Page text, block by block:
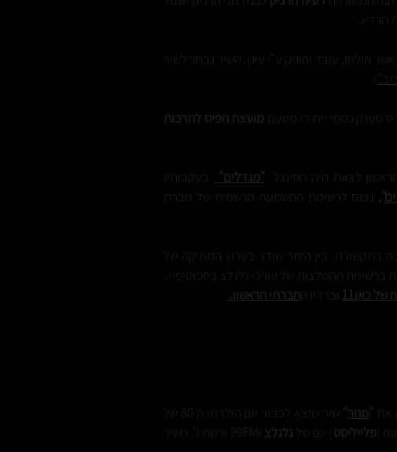
אשר הולחן, עובד והופק ע"י עינן. השיר נבחר לשיר
).
מענק כספי ייחודי מטעם מועצת הפיס לתרבות
לצאת היה הסינגל "מגדלים"
בעקבותיו
", נכנס לרשימת ההשמעה הרשמית של חברת
בתקשורת. בין היתר שודר בערוץ המוזיקה של
ברשימת ההמלצות של עורכי גלגלצ בספוטיפיי.
כאן11 וברדיו החברתי הראשון.
את "מחר"
שיר שיצא לכבוד יום הולדתו ה 80 של
(פלייליסט) יום שלגלגלצ
ו99FM ורשת ג'. השיר